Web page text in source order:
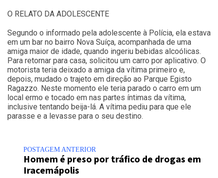
O RELATO DA ADOLESCENTE
Segundo o informado pela adolescente à Polícia, ela estava
em um bar no bairro Nova Suíça, acompanhada de uma
amiga maior de idade, quando ingeriu bebidas alcoólicas.
Para retornar para casa, solicitou um carro por aplicativo. O
motorista teria deixado a amiga da vítima primeiro e,
depois, mudado o trajeto em direção ao Parque Egisto
Ragazzo. Neste momento ele teria parado o carro em um
local ermo e tocado em nas partes íntimas da vítima,
inclusive tentando beija-lá. A vítima pediu para que ele
parasse e a levasse para o seu destino.
POSTAGEM ANTERIOR
Homem é preso por tráfico de drogas em
Iracemápolis